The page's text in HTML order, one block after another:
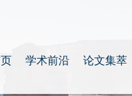
学术前沿 论文集萃